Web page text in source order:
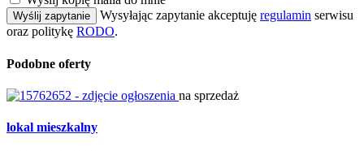
Wyślij zapytanie Wysyłając zapytanie akceptuję regulamin serwisu
oraz politykę RODO.
Podobne oferty
na sprzedaż
lokal mieszkalny